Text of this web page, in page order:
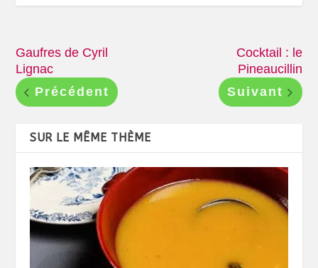
Gaufres de Cyril
Lignac
Précédent
Cocktail : le
Pineaucillin
Suivant
SUR LE MÊME THÈME